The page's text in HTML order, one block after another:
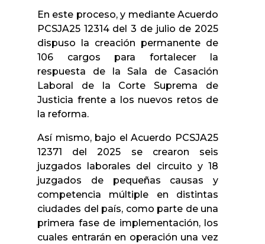
En este proceso, y mediante Acuerdo
PCSJA25 12314 del 3 de julio de 2025
dispuso la creación permanente de
106 cargos para fortalecer la
respuesta de la Sala de Casación
Laboral de la Corte Suprema de
Justicia frente a los nuevos retos de
la reforma.
Así mismo, bajo el Acuerdo PCSJA25
12371 del 2025 se crearon seis
juzgados laborales del circuito y 18
juzgados de pequeñas causas y
competencia múltiple en distintas
ciudades del país, como parte de una
primera fase de implementación, los
cuales entrarán en operación una vez